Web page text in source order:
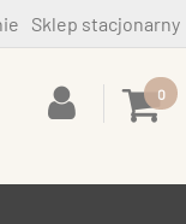
Sklep stacjonarny
0